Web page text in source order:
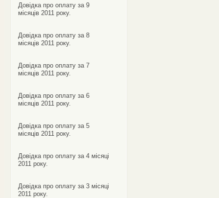
Довідка про оплату за 9
місяців 2011 року.
Довідка про оплату за 8
місяців 2011 року.
Довідка про оплату за 7
місяців 2011 року.
Довідка про оплату за 6
місяців 2011 року.
Довідка про оплату за 5
місяців 2011 року.
Довідка про оплату за 4 місяці
2011 року.
Довідка про оплату за 3 місяці
2011 року.